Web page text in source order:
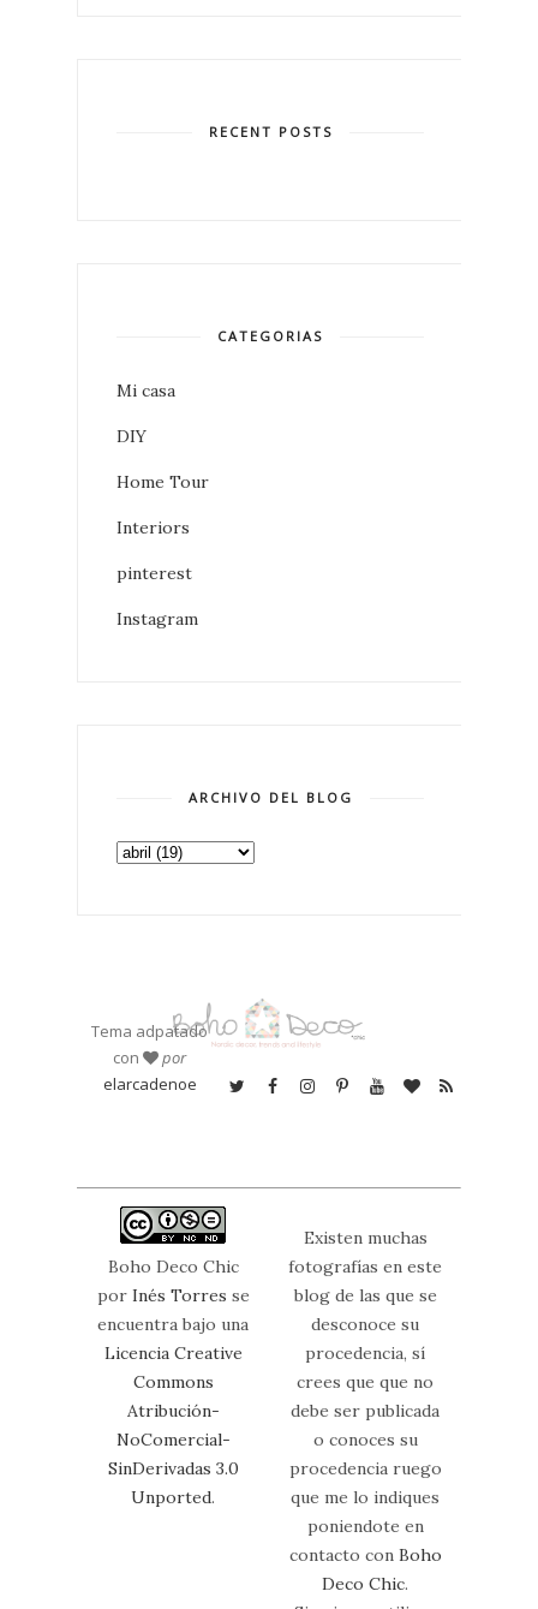
RECENT POSTS
CATEGORIAS
Mi casa
DIY
Home Tour
Interiors
pinterest
Instagram
ARCHIVO DEL BLOG
Tema adpatado
con
por
elarcadenoe
Boho Deco Chic
por Inés Torres se
encuentra bajo una
Licencia Creative
Commons
Atribución-
NoComercial-
SinDerivadas 3.0
Unported.
Existen muchas
fotografías en este
blog de las que se
desconoce su
procedencia, sí
crees que que no
debe ser publicada
o conoces su
procedencia ruego
que me lo indiques
poniendote en
contacto con Boho
Deco Chic.